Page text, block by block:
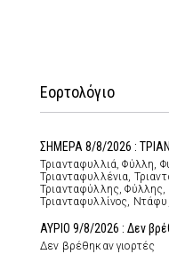
Εορτολόγιο
ΣΗΜΕΡΑ 8/8/2026 :
Τριανταφυλλιά, Φύλλη,
Τριανταφυλλένια,
Τριανταφύλλης, Φύλλης,
Τριανταφυλλίνος,
ΑΥΡΙΟ 9/8/2026 : Δεν
Δεν βρέθηκαν γιορτές